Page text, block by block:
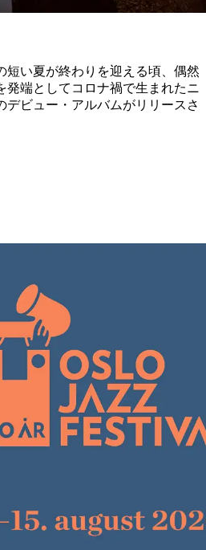
短い夏が終わりを迎える頃、偶然
発端としてコロナ禍で生まれたニ
デビュー・アルバムがリリースさ